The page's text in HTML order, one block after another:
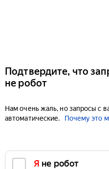
Подтвердите, что
не робот
Нам очень жаль, но запросы с
автоматические.
Почему это
Я не робот